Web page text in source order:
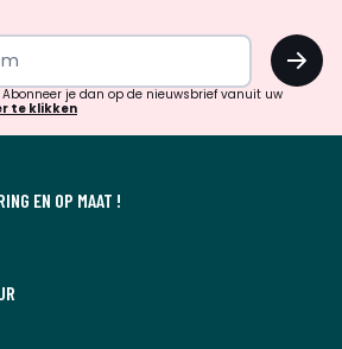
inspiratie
verrassingen?
OK
je dan op de nieuwsbrief vanuit uw
te klikken
EN OP MAAT !